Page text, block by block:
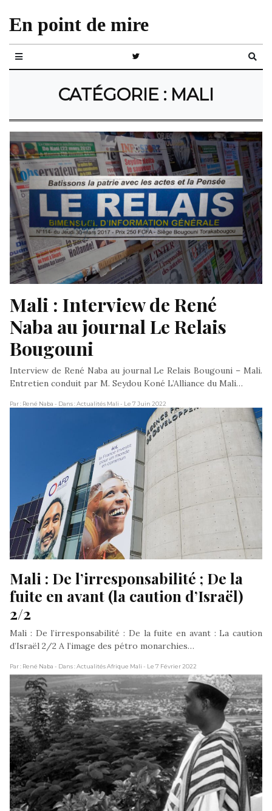
En point de mire
CATÉGORIE : MALI
Mali : Interview de René
Naba au journal Le Relais
Bougouni
Interview de René Naba au journal Le Relais Bougouni – Mali.
Entretien conduit par M. Seydou Koné L’Alliance du Mali…
Par : René Naba - Dans : Actualités Mali - Le 7 Juin 2022
Mali : De l’irresponsabilité ; De la
fuite en avant (la caution d’Israël)
2/2
Mali : De l’irresponsabilité : De la fuite en avant : La caution
d’Israël 2/2 A l’image des pétro monarchies…
Par : René Naba - Dans : Actualités Afrique Mali - Le 7 Février 2022